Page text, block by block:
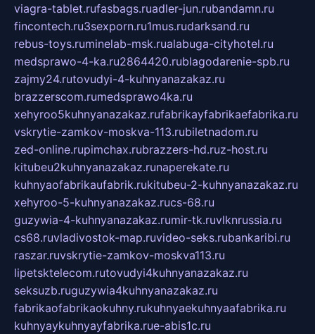
viagra-tablet.rufasbags.ruadler-jun.rubandamn.ru
fincontech.ru3sexporn.ru1mus.rudarksand.ru
rebus-toys.ruminelab-msk.rualabuga-cityhotel.ru
medsprawo-4-ka.ru2864420.rublagodarenie-spb.ru
zajmy24.rutovudyi-4-kuhnyanazakaz.ru
brazzerscom.rumedsprawo4ka.ru
xehyroo5kuhnyanazakaz.rufabrikayfabrikaefabrika.ru
vskrytie-zamkov-moskva-113.rubiletnadom.ru
zed-online.rupimchax.rubrazzers-hd.ruz-host.ru
kitubeu2kuhnyanazakaz.runaperekate.ru
kuhnyaofabrikaufabrik.rukitubeu-2-kuhnyanazakaz.ru
xehyroo-5-kuhnyanazakaz.rucs-68.ru
guzywia-4-kuhnyanazakaz.rumir-tk.ruvlknrussia.ru
cs68.ruvladivostok-map.ruvideo-seks.rubankaribi.ru
raszar.ruvskrytie-zamkov-moskva113.ru
lipetsktelecom.rutovudyi4kuhnyanazakaz.ru
seksuzb.ruguzywia4kuhnyanazakaz.ru
fabrikaofabrikaokuhny.rukuhnyaekuhnyaafabrika.ru
kuhnyaykuhnyayfabrika.rue-abis1c.ru